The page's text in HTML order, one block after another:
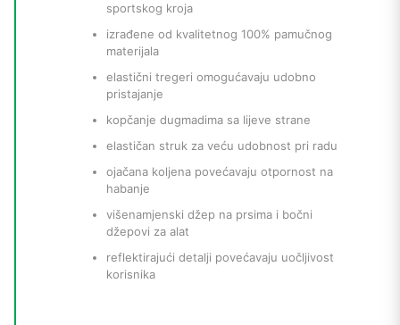
sportskog kroja
izrađene od kvalitetnog 100% pamučnog
materijala
elastični tregeri omogućavaju udobno
pristajanje
kopčanje dugmadima sa lijeve strane
elastičan struk za veću udobnost pri radu
ojačana koljena povećavaju otpornost na
habanje
višenamjenski džep na prsima i bočni
džepovi za alat
reflektirajući detalji povećavaju uočljivost
korisnika